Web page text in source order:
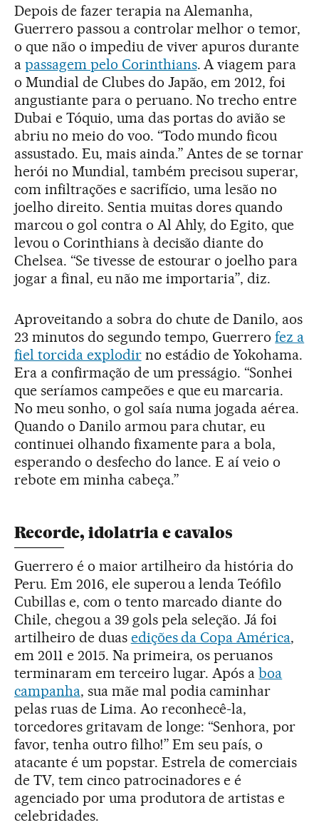
Depois de fazer terapia na Alemanha,
Guerrero passou a controlar melhor o temor,
o que não o impediu de viver apuros durante
a passagem pelo Corinthians. A viagem para
o Mundial de Clubes do Japão, em 2012, foi
angustiante para o peruano. No trecho entre
Dubai e Tóquio, uma das portas do avião se
abriu no meio do voo. “Todo mundo ficou
assustado. Eu, mais ainda.” Antes de se tornar
herói no Mundial, também precisou superar,
com infiltrações e sacrifício, uma lesão no
joelho direito. Sentia muitas dores quando
marcou o gol contra o Al Ahly, do Egito, que
levou o Corinthians à decisão diante do
Chelsea. “Se tivesse de estourar o joelho para
jogar a final, eu não me importaria”, diz.
Aproveitando a sobra do chute de Danilo, aos
23 minutos do segundo tempo, Guerrerofez a
fiel torcida explodirno estádio de Yokohama.
Era a confirmação de um presságio. “Sonhei
que seríamos campeões e que eu marcaria.
No meu sonho, o gol saía numa jogada aérea.
Quando o Danilo armou para chutar, eu
continuei olhando fixamente para a bola,
esperando o desfecho do lance. E aí veio o
rebote em minha cabeça.”
Recorde, idolatria e cavalos
Guerrero é o maior artilheiro da história do
Peru. Em 2016, ele superou a lenda Teófilo
Cubillas e, com o tento marcado diante do
Chile, chegou a 39 gols pela seleção. Já foi
artilheiro de duas edições da Copa América,
em 2011 e 2015. Na primeira, os peruanos
terminaram em terceiro lugar. Após aboa
campanha, sua mãe mal podia caminhar
pelas ruas de Lima. Ao reconhecê-la,
torcedores gritavam de longe: “Senhora, por
favor, tenha outro filho!” Em seu país, o
atacante é um popstar. Estrela de comerciais
de TV, tem cinco patrocinadores e é
agenciado por uma produtora de artistas e
celebridades.